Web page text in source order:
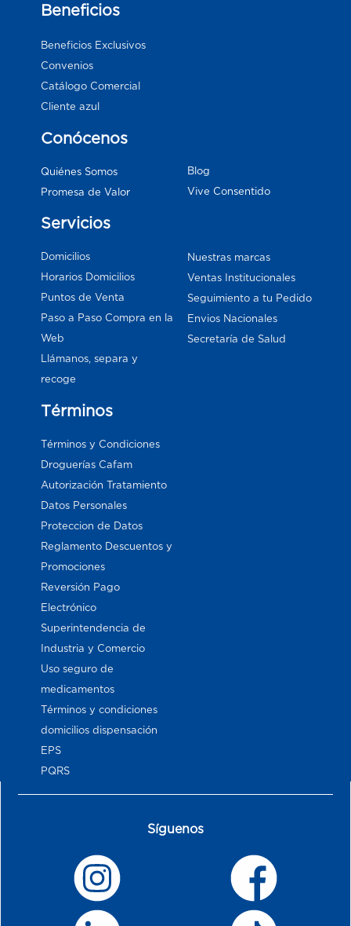
Beneficios
Beneficios Exclusivos
Convenios
Catálogo Comercial
Cliente azul
Conócenos
Quiénes Somos
Promesa de Valor
Blog
Vive Consentido
Servicios
Domicilios
Horarios Domicilios
Puntos de Venta
Paso a Paso Compra en la
Web
Llámanos, separa y
recoge
Nuestras marcas
Ventas Institucionales
Seguimiento a tu Pedido
Envios Nacionales
Secretaría de Salud
Términos
Términos y Condiciones
Droguerías Cafam
Autorización Tratamiento
Datos Personales
Proteccion de Datos
Reglamento Descuentos y
Promociones
Reversión Pago
Electrónico
Superintendencia de
Industria y Comercio
Uso seguro de
medicamentos
Términos y condiciones
domicilios dispensación
EPS
PQRS
Síguenos